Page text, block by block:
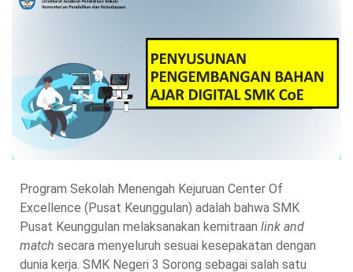
Program Sekolah Menengah Kejuruan Center Of
Excellence (Pusat Keunggulan) adalah bahwa SMK
Pusat Keunggulan melaksanakan kemitraan link and
match secara menyeluruh sesuai kesepakatan dengan
dunia kerja. SMK Negeri 3 Sorong sebagai salah satu